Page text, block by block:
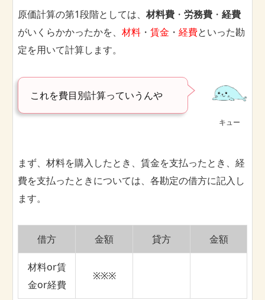
原価計算の第1段階としては、 材料費 ・ 労務費 ・ 経費
がいくらかかったかを、 材料 ・ 賃金 ・ 経費といった勘
定を用いて計算します。
キュー
これを費目別計算っていうんや
まず、材料を購入したとき、賃金を支払ったとき、経
費を支払ったときについては、各勘定の借方に記入し
ます。
借方 金額 貸方 金額
材料or賃
金or経費
※※※